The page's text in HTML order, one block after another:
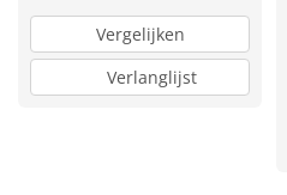
Vergelijken
Verlanglijst